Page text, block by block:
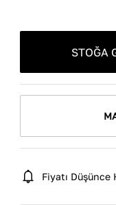
STOĞA
Fiyatı Düşünce